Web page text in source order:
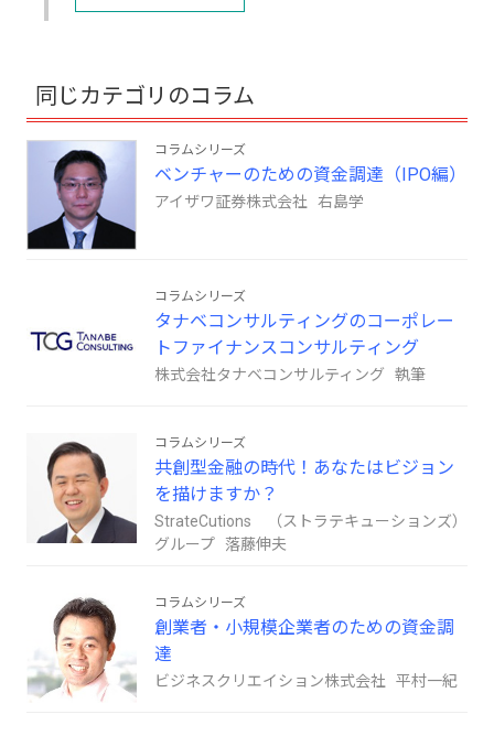
同じカテゴリのコラム
コラムシリーズ
ベンチャーのための資金調達（IPO編）
アイザワ証券株式会社 右島学
コラムシリーズ
タナベコンサルティングのコーポレー
トファイナンスコンサルティング
株式会社タナベコンサルティング 執筆
コラムシリーズ
共創型金融の時代！あなたはビジョン
を描けますか？
StrateCutions （ストラテキューションズ）
グループ 落藤伸夫
コラムシリーズ
創業者・小規模企業者のための資金調
達
ビジネスクリエイション株式会社 平村一紀